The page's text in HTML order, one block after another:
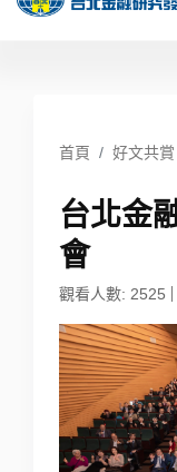
首頁 好文共賞
台北金
會
觀看人數: 2525